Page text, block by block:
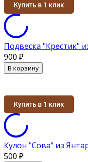
Купить в 1 клик
Подвеска "Крестик"
900 ₽
В корзину
Купить в 1 клик
Кулон "Сова" из
500 ₽